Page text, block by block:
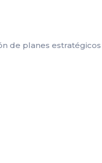
de planes estratégicos